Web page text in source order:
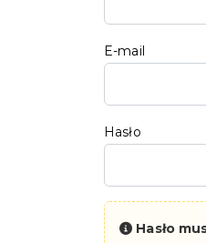
E-mail
Hasło
Hasło